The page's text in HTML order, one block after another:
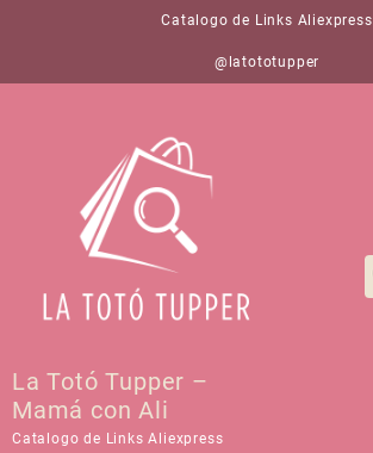
Catalogo de Links Aliexpress
@latototupper
La Totó Tupper –
Mamá con Ali
Catalogo de Links Aliexpress